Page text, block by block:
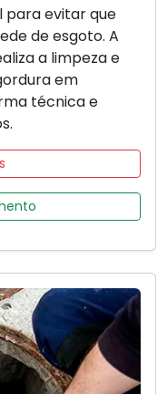
para evitar que
de esgoto. A
a limpeza e
em
técnica e